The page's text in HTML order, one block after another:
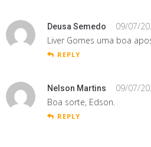
Deusa Semedo
09/07/
Liver Gomes uma boa
REPLY
Nelson Martins
09/07/
Boa sorte, Edson.
REPLY